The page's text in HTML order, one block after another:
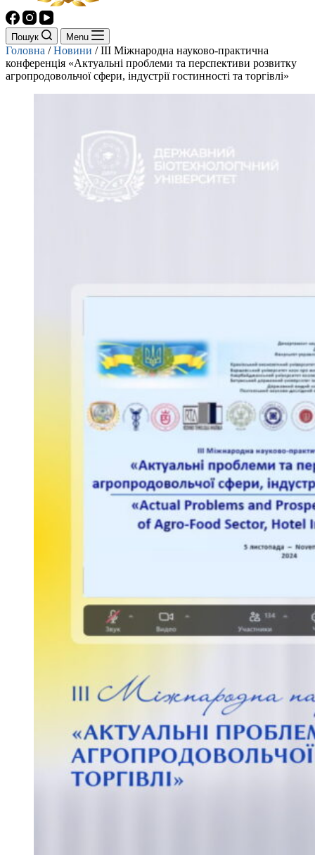
Пошук Menu
Головна /Новини /ІІІ Міжнародна науково-практична
конференція «Актуальні проблеми та перспективи розвитку
агропродовольчої сфери, індустрії гостинності та торгівлі»